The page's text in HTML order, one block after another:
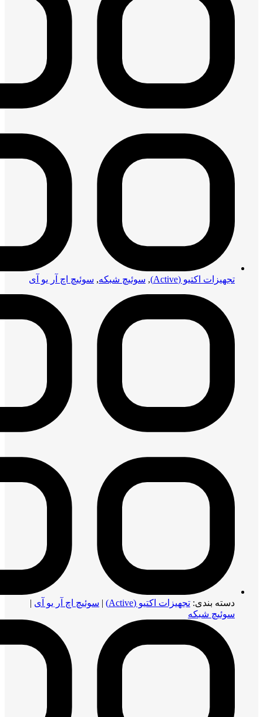
تجهیزات اکتیو (Active) , سوئیچ شبکه, سوئیچ اچ آر یو آی
دسته بندی: تجهیزات اکتیو (Active) | سوئیچ اچ آر یو آی |
سوئیچ شبکه